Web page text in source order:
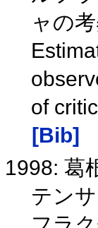
ャの
of
[Bib]
1998: 葛
テン